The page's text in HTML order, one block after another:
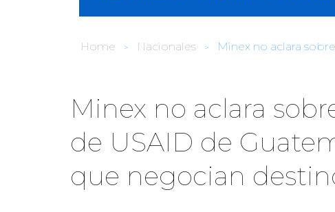
Home Nacionales
Minex no aclara
de USAID de
que negocian